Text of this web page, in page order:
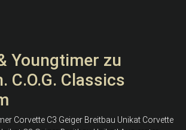
Youngtimer zu
C.O.G. Classics
Corvette C3 Geiger Breitbau Unikat Corvette